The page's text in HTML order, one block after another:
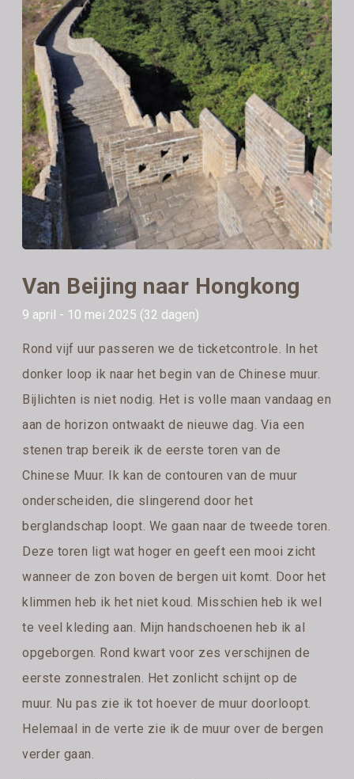
Van Beijing naar Hongkong
9 april - 10 mei 2025 (32 dagen)
Rond vijf uur passeren we de ticketcontrole. In het
donker loop ik naar het begin van de Chinese muur.
Bijlichten is niet nodig. Het is volle maan vandaag en
aan de horizon ontwaakt de nieuwe dag. Via een
stenen trap bereik ik de eerste toren van de
Chinese Muur. Ik kan de contouren van de muur
onderscheiden, die slingerend door het
berglandschap loopt. We gaan naar de tweede toren.
Deze toren ligt wat hoger en geeft een mooi zicht
wanneer de zon boven de bergen uit komt. Door het
klimmen heb ik het niet koud. Misschien heb ik wel
te veel kleding aan. Mijn handschoenen heb ik al
opgeborgen. Rond kwart voor zes verschijnen de
eerste zonnestralen. Het zonlicht schijnt op de
muur. Nu pas zie ik tot hoever de muur doorloopt.
Helemaal in de verte zie ik de muur over de bergen
verder gaan.